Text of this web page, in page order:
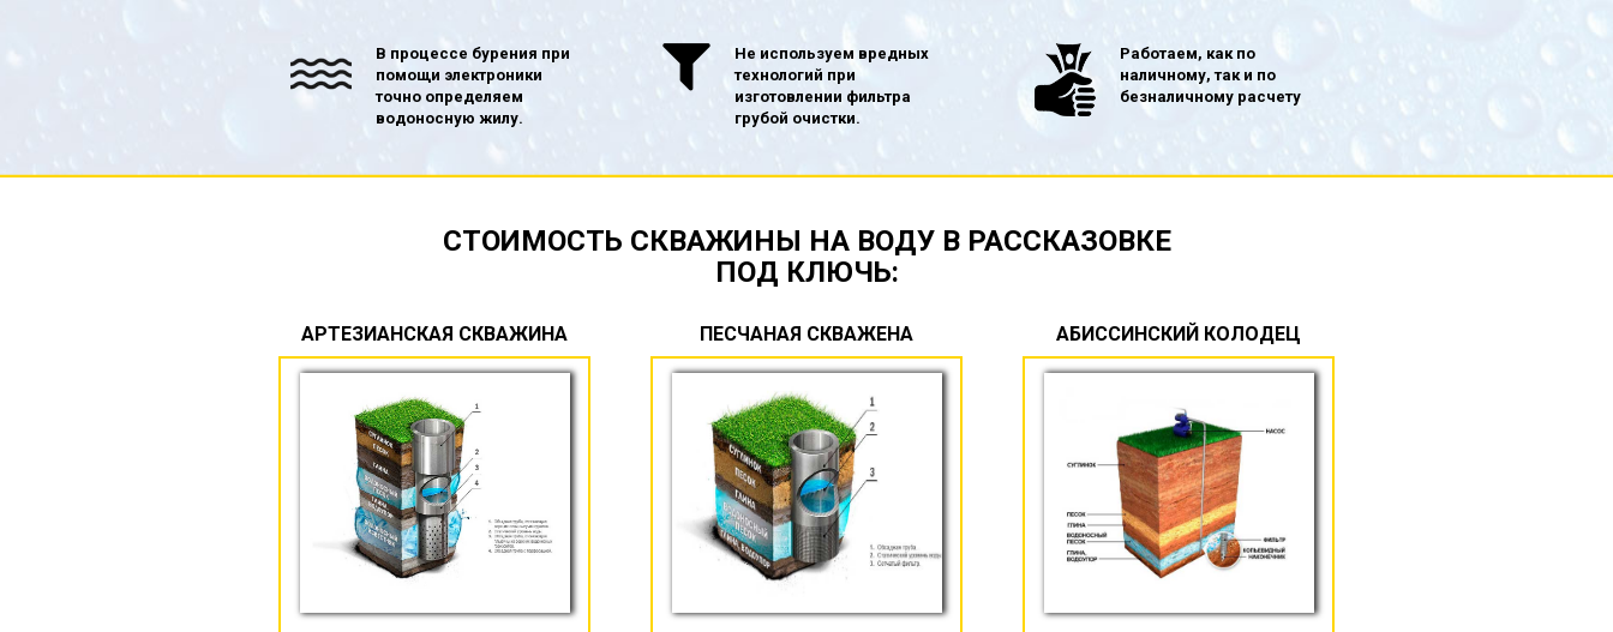
В процессе бурения при
помощи электроники
точно определяем
водоносную жилу.
Не используем вредных
технологий при
изготовлении фильтра
грубой очистки.
Работаем, как по
наличному, так и по
безналичному расчету
СТОИМОСТЬ СКВАЖИНЫ НА ВОДУ В РАССКАЗОВКЕ
ПОД КЛЮЧЬ:
АРТЕЗИАНСКАЯ СКВАЖИНА ПЕСЧАНАЯ СКВАЖЕНА АБИССИНСКИЙ КОЛОДЕЦ